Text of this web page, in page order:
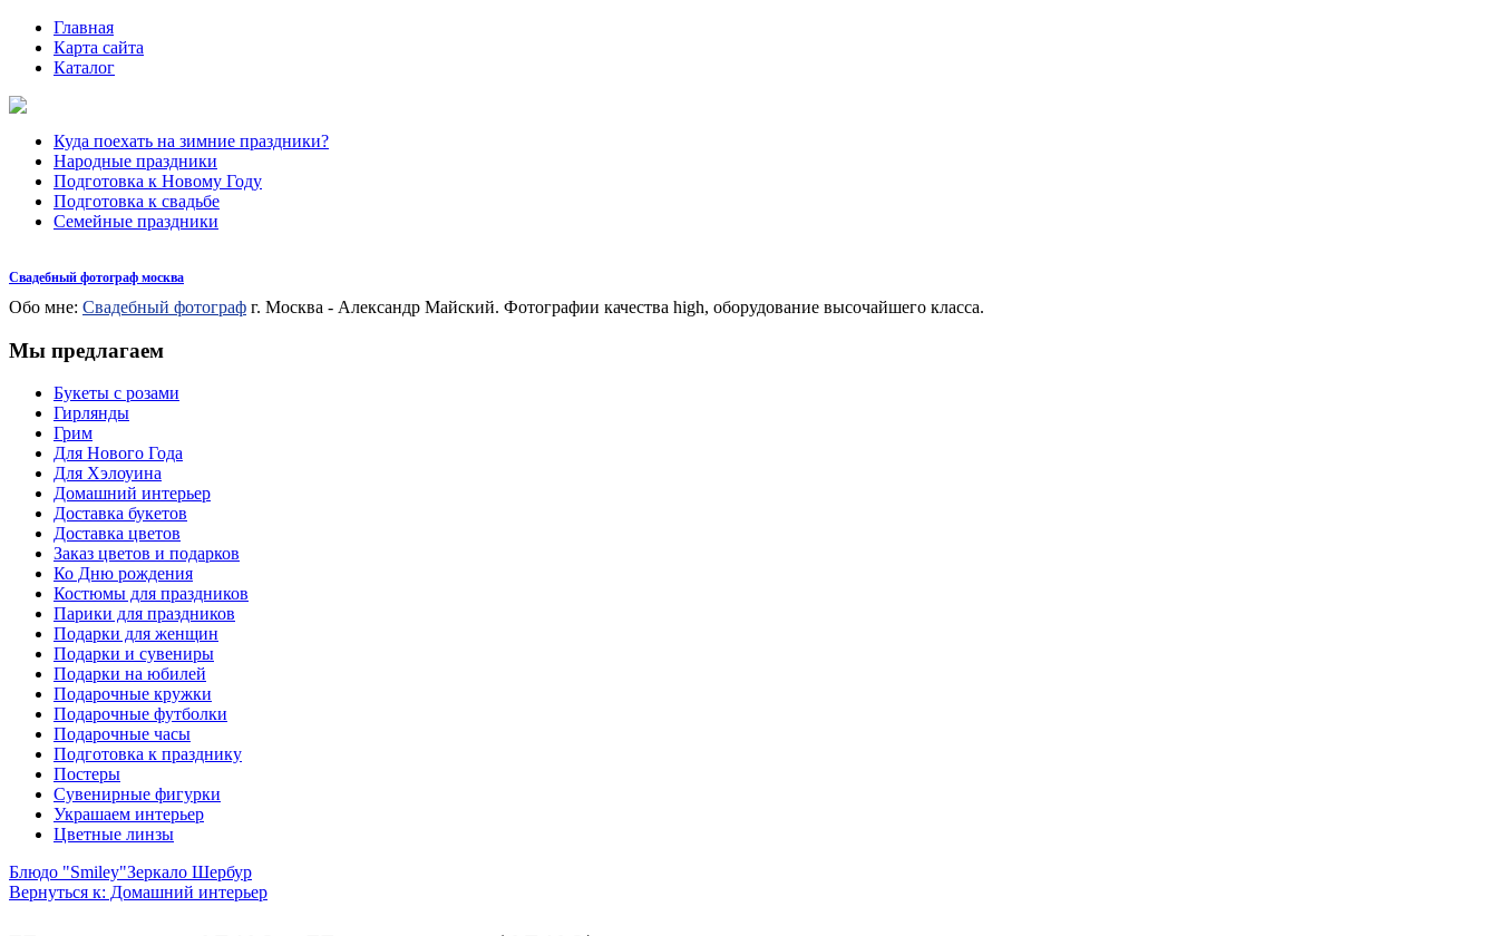
Главная
Карта сайта
Каталог
Куда поехать на зимние праздники?
Народные праздники
Подготовка к Новому Году
Подготовка к свадьбе
Семейные праздники
Свадебный фотограф москва
Обо мне: Свадебный фотограф г. Москва - Александр Майский. Фотографии качества high, оборудование высочайшего класса.
Мы предлагаем
Букеты с розами
Гирлянды
Грим
Для Нового Года
Для Хэлоуина
Домашний интерьер
Доставка букетов
Доставка цветов
Заказ цветов и подарков
Ко Дню рождения
Костюмы для праздников
Парики для праздников
Подарки для женщин
Подарки и сувениры
Подарки на юбилей
Подарочные кружки
Подарочные футболки
Подарочные часы
Подготовка к празднику
Постеры
Сувенирные фигурки
Украшаем интерьер
Цветные линзы
Блюдо "Smiley"Зеркало Шербур
Вернуться к: Домашний интерьер